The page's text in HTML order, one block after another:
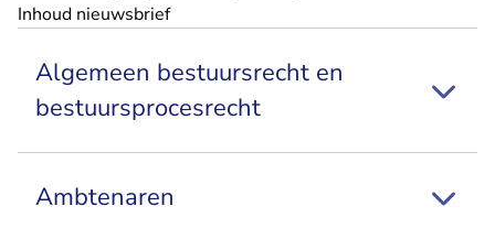
Inhoud nieuwsbrief
Algemeen bestuursrecht en
bestuursprocesrecht
Ambtenaren